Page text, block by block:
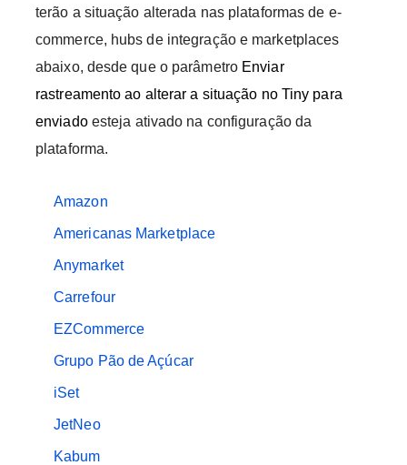
terão a situação alterada nas plataformas de e-
commerce, hubs de integração e marketplaces
abaixo, desde que o parâmetro Enviar
rastreamento ao alterar a situação no Tiny para
enviadoesteja ativado na configuração da
plataforma.
Amazon
Americanas Marketplace
Anymarket
Carrefour
EZCommerce
Grupo Pão de Açúcar
iSet
JetNeo
Kabum